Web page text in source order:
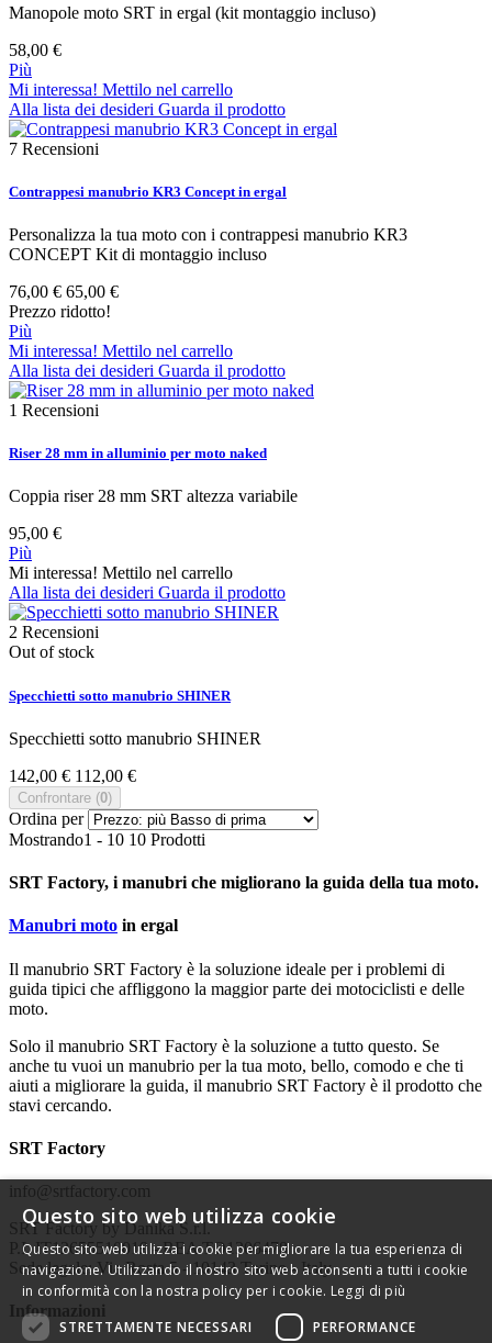
Manopole moto SRT in ergal (kit montaggio incluso)
58,00 €
Più
Mi interessa! Mettilo nel carrello
Alla lista dei desideri Guarda il prodotto
7 Recensioni
Contrappesi manubrio KR3 Concept in ergal
Personalizza la tua moto con i contrappesi manubrio KR3
CONCEPT Kit di montaggio incluso
76,00 € 65,00 €
Prezzo ridotto!
Più
Mi interessa! Mettilo nel carrello
Alla lista dei desideri Guarda il prodotto
1 Recensioni
Riser 28 mm in alluminio per moto naked
Coppia riser 28 mm SRT altezza variabile
95,00 €
Più
Mi interessa! Mettilo nel carrello
Alla lista dei desideri Guarda il prodotto
2 Recensioni
Out of stock
Specchietti sotto manubrio SHINER
Specchietti sotto manubrio SHINER
142,00 € 112,00 €
Confrontare (0)
Ordina per
Mostrando1 - 10 10 Prodotti
SRT Factory, i manubri che migliorano la guida della tua moto.
Manubri moto in ergal
Il manubrio SRT Factory è la soluzione ideale per i problemi di
guida tipici che affliggono la maggior parte dei motociclisti e delle
moto.
Solo il manubrio SRT Factory è la soluzione a tutto questo. Se
anche tu vuoi un manubrio per la tua moto, bello, comodo e che ti
aiuti a migliorare la guida, il manubrio SRT Factory è il prodotto che
stavi cercando.
SRT Factory
info@srtfactory.com
SRT Factory by Danika S.r.l.
P.I. IT12655510019 - REA TO1306478
Sede legale: Via Rosta 5 - 10143 Torino - Italy
Informazioni
Questo sito web utilizza cookie
Questo sito web utilizza i cookie per migliorare la tua esperienza di
navigazione. Utilizzando il nostro sito web acconsenti a tutti i cookie
in conformità con la nostra policy per i cookie. Leggi di più
STRETTAMENTE NECESSARI
PERFORMANCE